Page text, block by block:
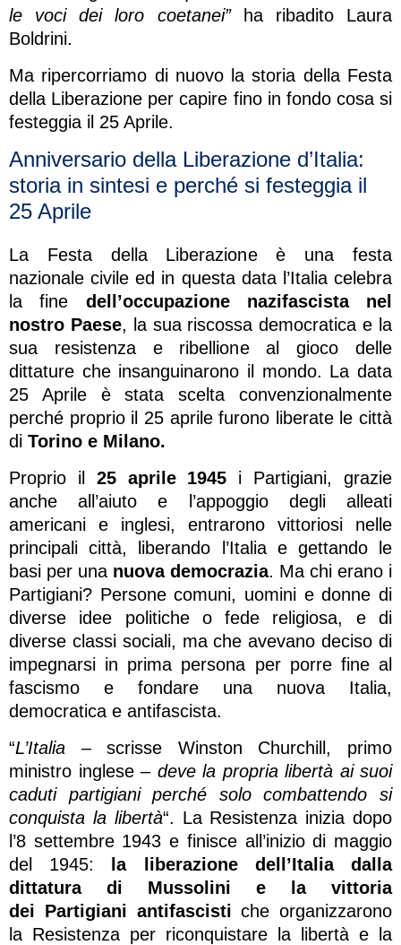
le voci dei loro coetanei”ha ribadito Laura
Boldrini.
Ma ripercorriamo di nuovo la storia della Festa
della Liberazione per capire fino in fondo cosa si
festeggia il 25 Aprile.
Anniversario della Liberazione d’Italia:
storia in sintesi e perché si festeggia il
25 Aprile
La Festa della Liberazione è una festa
nazionale civile ed in questa data l’Italia celebra
la fine dell’occupazione nazifascista nel
nostro Paese, la sua riscossa democratica e la
sua resistenza e ribellione al gioco delle
dittature che insanguinarono il mondo. La data
25 Aprile è stata scelta convenzionalmente
perché proprio il 25 aprile furono liberate le città
di Torino e Milano.
Proprio il 25 aprile 1945 i Partigiani, grazie
anche all’aiuto e l’appoggio degli alleati
americani e inglesi, entrarono vittoriosi nelle
principali città, liberando l’Italia e gettando le
basi per una nuova democrazia. Ma chi erano i
Partigiani? Persone comuni, uomini e donne di
diverse idee politiche o fede religiosa, e di
diverse classi sociali, ma che avevano deciso di
impegnarsi in prima persona per porre fine al
fascismo e fondare una nuova Italia,
democratica e antifascista.
“L’Italia –scrisse Winston Churchill, primo
ministro inglese– deve la propria libertà ai suoi
caduti partigiani perché solo combattendo si
conquista la libertà“. La Resistenza inizia dopo
l’8 settembre 1943 e finisce all’inizio di maggio
del 1945:
la liberazione dell’Italia dalla
dittatura di Mussolini e la vittoria
dei Partigiani antifascistiche organizzarono
la Resistenza per riconquistare la libertà e la